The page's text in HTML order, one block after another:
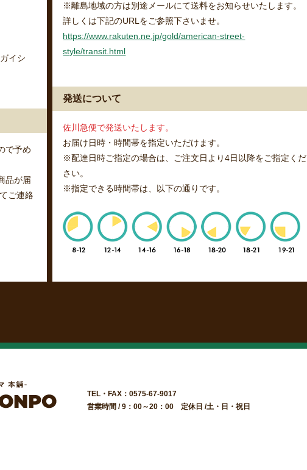
イシ
で予め
品が届
ご連絡
※離島地域の方は別途メールにて送料をお知らせいたします。
詳しくは下記のURLをご参照下さいませ。
https://www.rakuten.ne.jp/gold/american-street-
style/transit.html
発送について
佐川急便で発送いたします。
お届け日時・時間帯を指定いただけます。
※配達日時ご指定の場合は、ご注文日より4日以降をご指定くだ
さい。
※指定できる時間帯は、以下の通りです。
TEL・FAX：0575-67-9017
営業時間 / 9：00～20：00 定休日 /土・日・祝日